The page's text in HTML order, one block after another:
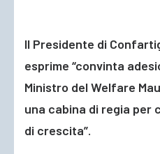
Il Presidente di
esprime “convinta
Ministro del Welfare
una cabina di regia per
di crescita”.